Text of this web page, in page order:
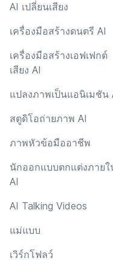
AI เปลี่ยนเสียง
เครื่องมือสร้างดนตรี AI
เครื่องมือสร้างเอฟเฟกต์
เสียง AI
แปลงภาพเป็นแอนิเมชัน
สตูดิโอถ่ายภาพ AI
ภาพหัวข้อมืออาชีพ
นักออกแบบตกแต่งภายใ
AI
AI Talking Videos
แม่แบบ
เวิร์กโฟลว์